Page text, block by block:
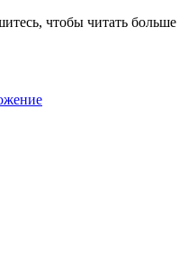
чтобы читать больше